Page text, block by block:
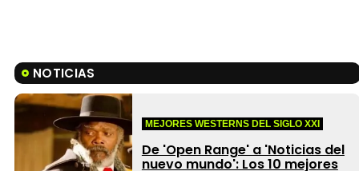
NOTICIAS
MEJORES WESTERNS DEL SIGLO XXI
De 'Open Range' a 'Noticias del
nuevo mundo': Los 10 mejores